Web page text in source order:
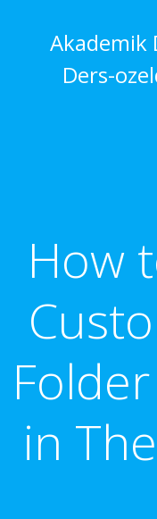
Akademik
Ders-
How
in